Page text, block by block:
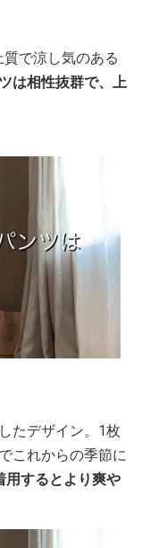
で涼し気のある
は相性抜群で、上
たデザイン。1枚
これからの季節に
用するとより爽や